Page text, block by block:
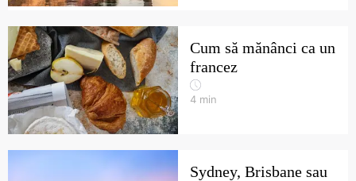
Cum să mănânci ca un
francez
4 min
Sydney, Brisbane sau